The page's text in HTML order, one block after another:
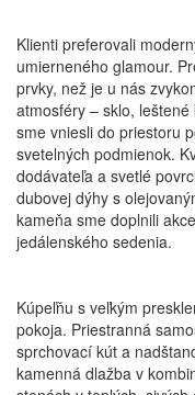
Klienti preferovali
umierneného glamour.
prvky, než je u nás
atmosféry – sklo,
sme vniesli do priestoru
svetelných podmienok.
dodávateľa a svetlé
dubovej dýhy s
kameňa sme doplnili
jedálenského sedenia.
Kúpeľňu s veľkým
pokoja. Priestranná
sprchovací kút a
kamenná dlažba v